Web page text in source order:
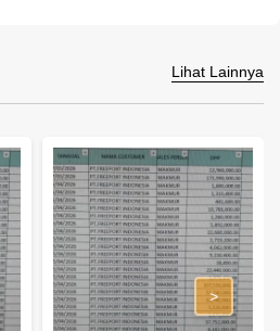
Lihat Lainnya
>